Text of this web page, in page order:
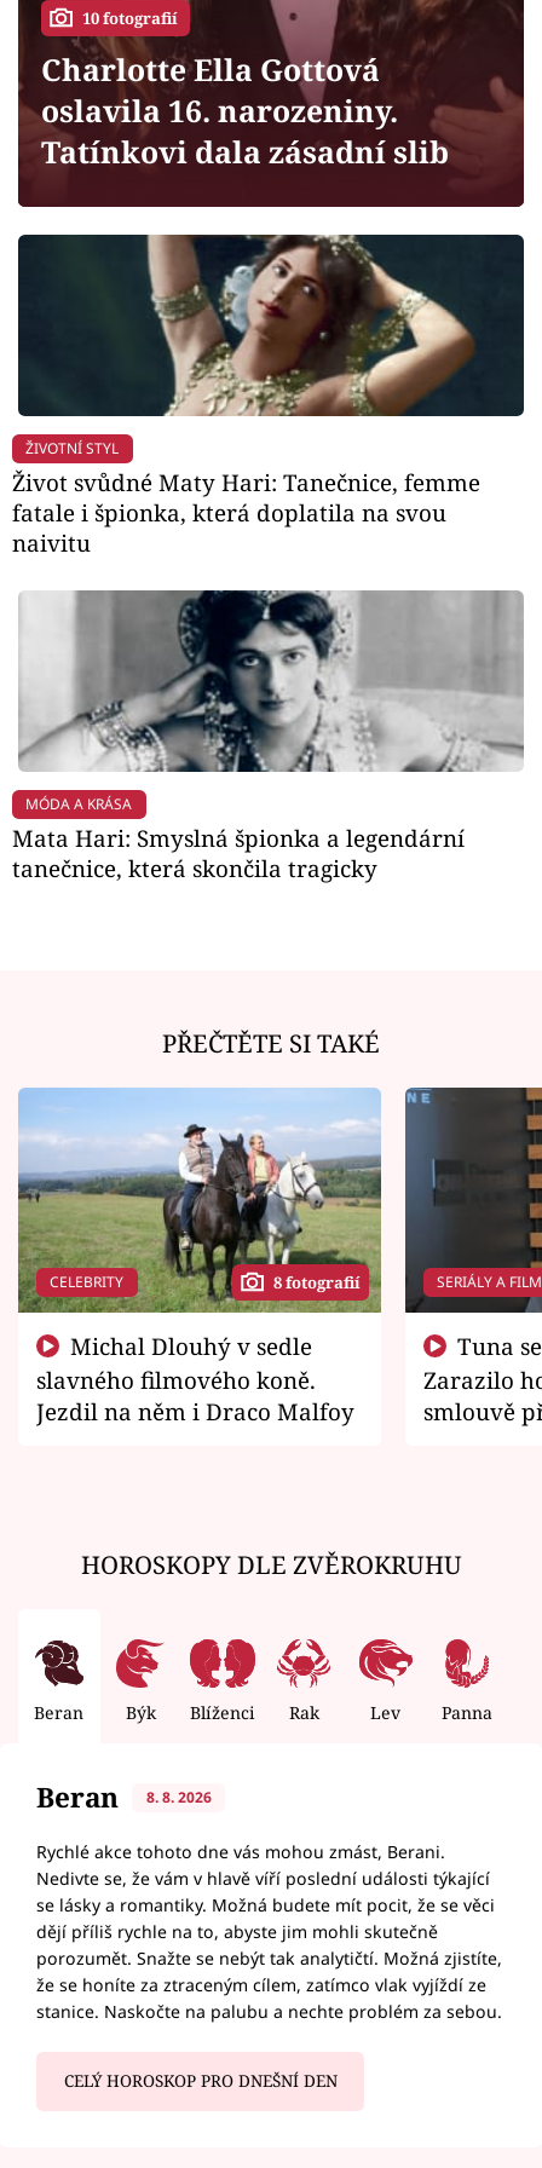
Sledujte prima+
Filmový festival Karlovy Vary
Mámy sobě
Přihlášení
Sledujte nás
10 fotografií
Charlotte Ella Gottová
oslavila 16. narozeniny.
Tatínkovi dala zásadní slib
ŽIVOTNÍ STYL
Život svůdné Maty Hari: Tanečnice, femme
fatale i špionka, která doplatila na svou
naivitu
MÓDA A KRÁSA
Mata Hari: Smyslná špionka a legendární
tanečnice, která skončila tragicky
PŘEČTĚTE SI TAKÉ
CELEBRITY 8 fotografií
slavného filmového koně.
Jezdil na něm i Draco Malfoy
SERIÁLY A
Zarazilo
smlouvě
HOROSKOPY DLE ZVĚROKRUHU
Beran Býk Blíženci Rak Lev Panna
Beran 8. 8. 2026
Rychlé akce tohoto dne vás mohou zmást, Berani.
Nedivte se, že vám v hlavě víří poslední události týkající
se lásky a romantiky. Možná budete mít pocit, že se věci
dějí příliš rychle na to, abyste jim mohli skutečně
porozumět. Snažte se nebýt tak analytičtí. Možná zjistíte,
že se honíte za ztraceným cílem, zatímco vlak vyjíždí ze
stanice. Naskočte na palubu a nechte problém za sebou.
CELÝ HOROSKOP PRO DNEŠNÍ DEN